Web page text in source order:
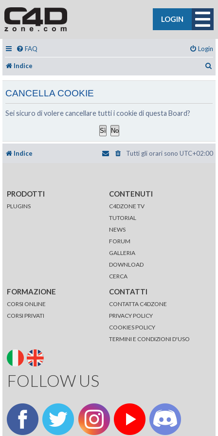
LOGIN
FAQ Login
Indice
CANCELLA COOKIE
Sei sicuro di volere cancellare tutti i cookie di questa Board?
Indice Tutti gli orari sono UTC+02:00
PRODOTTI
PLUGINS
CONTENUTI
C4DZONE TV
TUTORIAL
NEWS
FORUM
GALLERIA
DOWNLOAD
CERCA
FORMAZIONE
CORSI ONLINE
CORSI PRIVATI
CONTATTI
CONTATTA C4DZONE
PRIVACY POLICY
COOKIES POLICY
TERMINI E CONDIZIONI D'USO
FOLLOW US